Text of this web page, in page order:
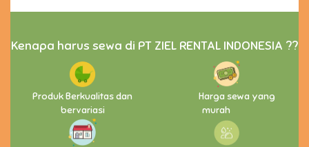
Kenapa harus sewa di PT ZIEL RENTAL INDONESIA ??
Produk Berkualitas dan
bervariasi
Harga sewa yang
murah